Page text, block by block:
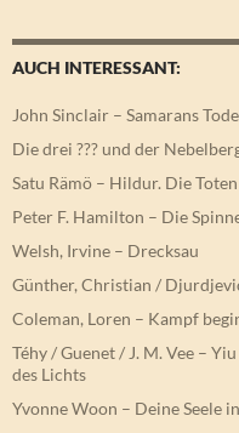
AUCH INTERESSANT:
John Sinclair – Samarans
Die drei ??? und der
Satu Rämö – Hildur. Die
Peter F. Hamilton – Die
Welsh, Irvine – Drecksau
Günther, Christian /
Coleman, Loren – Kampf
Téhy / Guenet / J. M. Vee –
des Lichts
Yvonne Woon – Deine Seele